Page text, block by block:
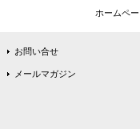
ホームペ
お問い合せ
メールマガジン